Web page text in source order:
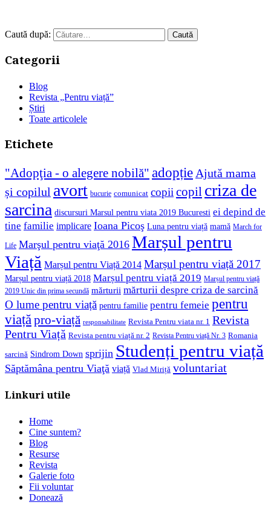
Caută după:
Categorii
Blog
Revista „Pentru viață”
Știri
Toate articolele
Etichete
"Adopţia - o alegere nobilă" adopțieAjută mama
și copilul avort bucurie comunicat copiicopil criza de
sarcina discursuri Marsul pentru viata 2019 Bucuresti ei depind de
tine familie implicare Ioana Picoş Luna pentru viață mamă March for
Life Marşul pentru viaţă 2016 Marșul pentru
Viață Marșul pentru Viață 2014 Marșul pentru viață 2017
Marșul pentru viață 2018 Marșul pentru viață 2019 Marșul pentru viață
2019 Unic din prima secundă mărturii mărturii despre criza de sarcină
O lume pentru viață pentru familie pentru femeie pentru
viațăpro-viață responsabilitate Revista Pentru viata nr. 1 Revista
Pentru Viață Revista pentru viață nr. 2 Revista Pentru viață Nr. 3 Romania
sarcină Sindrom Down sprijin Studenți pentru viață
Săptămâna pentru Viaţă viață Vlad Miriță voluntariat
Linkuri utile
Home
Cine suntem?
Blog
Resurse
Revista
Galerie foto
Fii voluntar
Donează